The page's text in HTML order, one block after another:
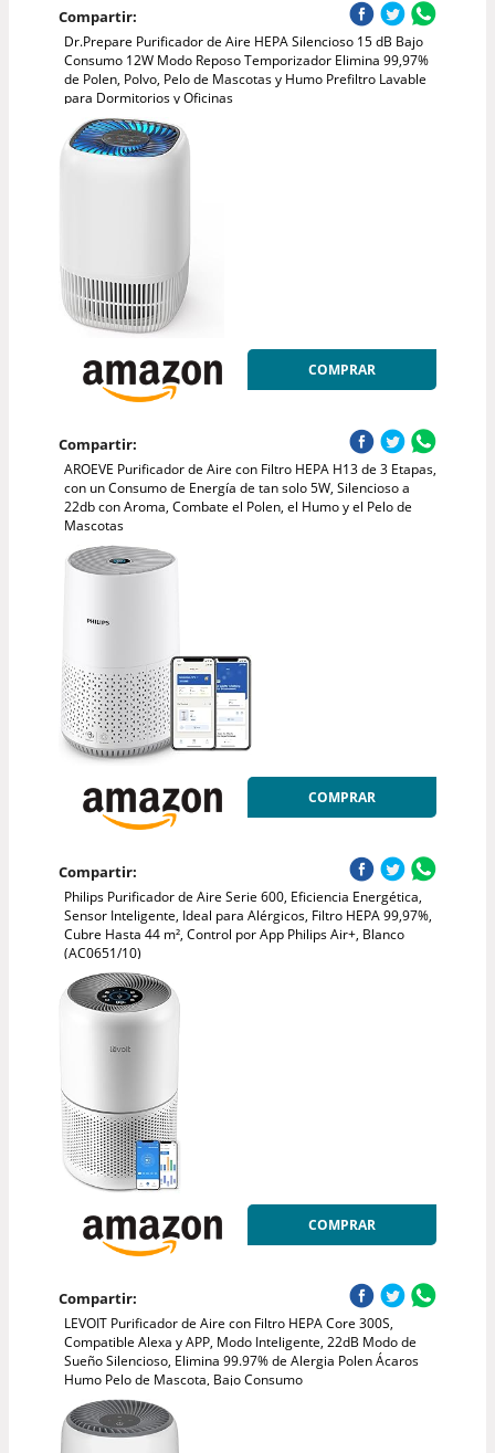
Compartir:
Dr.Prepare Purificador de Aire HEPA Silencioso 15 dB Bajo
Consumo 12W Modo Reposo Temporizador Elimina 99,97%
de Polen, Polvo, Pelo de Mascotas y Humo Prefiltro Lavable
para Dormitorios y Oficinas
COMPRAR
Compartir:
AROEVE Purificador de Aire con Filtro HEPA H13 de 3 Etapas,
con un Consumo de Energía de tan solo 5W, Silencioso a
22db con Aroma, Combate el Polen, el Humo y el Pelo de
Mascotas
COMPRAR
Compartir:
Philips Purificador de Aire Serie 600, Eficiencia Energética,
Sensor Inteligente, Ideal para Alérgicos, Filtro HEPA 99,97%,
Cubre Hasta 44 m², Control por App Philips Air+, Blanco
(AC0651/10)
COMPRAR
Compartir:
LEVOIT Purificador de Aire con Filtro HEPA Core 300S,
Compatible Alexa y APP, Modo Inteligente, 22dB Modo de
Sueño Silencioso, Elimina 99.97% de Alergia Polen Ácaros
Humo Pelo de Mascota, Bajo Consumo